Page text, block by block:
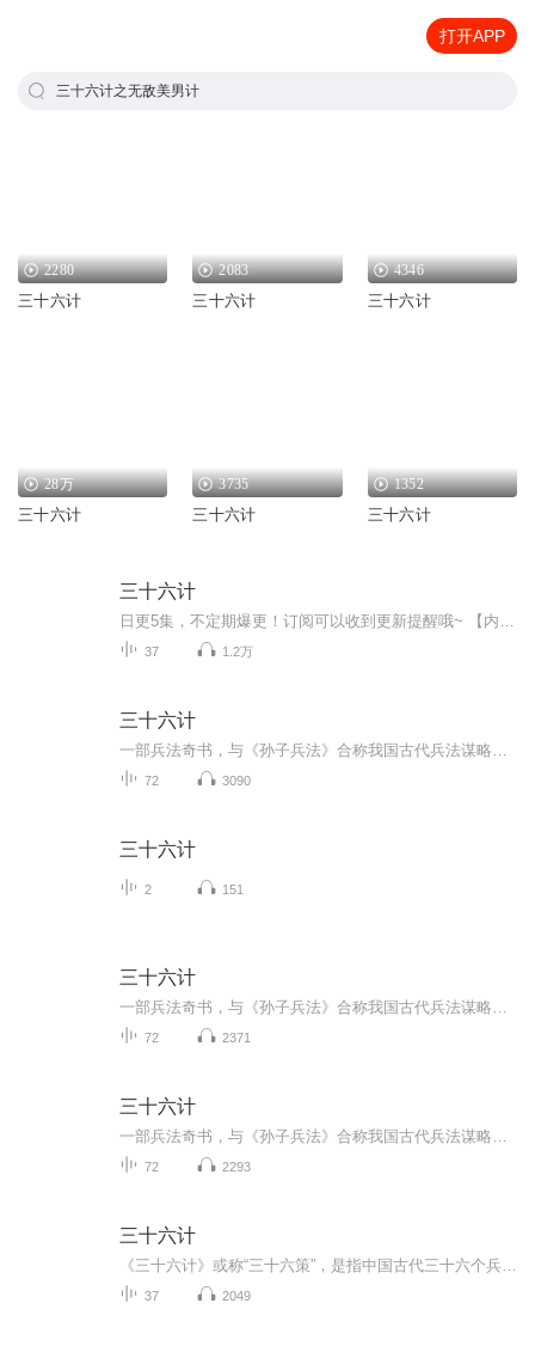
打开APP
三十六计之无敌美男计
2280
三十六计
2083
三十六计
4346
三十六计
28万
三十六计
3735
三十六计
1352
三十六计
三十六计
37 1.2万
三十六计
72 3090
三十六计
2 151
三十六计
72 2371
三十六计
72 2293
三十六计
37 2049